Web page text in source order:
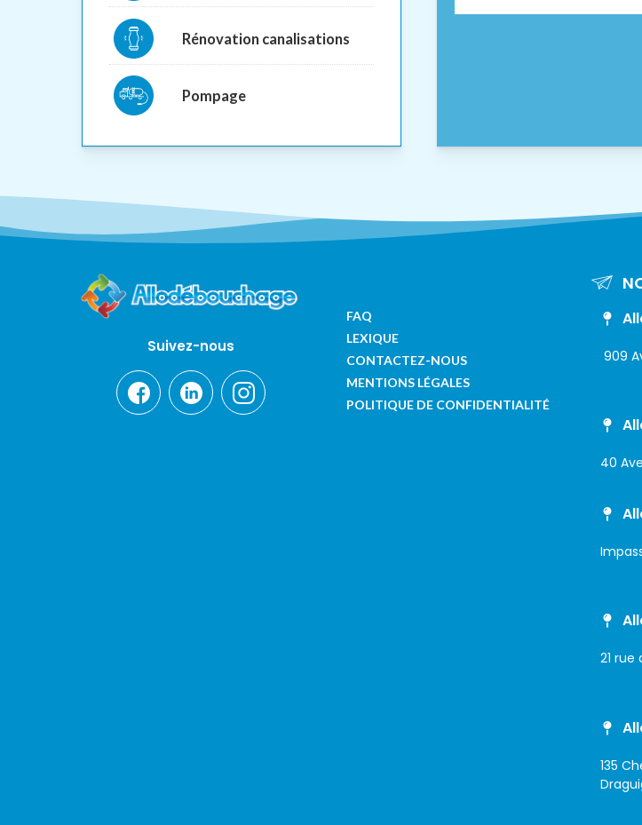
Rénovation canalisations
Pompage
Suivez-nous
FAQ
LEXIQUE
CONTACTEZ-NOUS
MENTIONS LÉGALES
POLITIQUE DE CONFIDENTIALITÉ
909
40
21 rue
135